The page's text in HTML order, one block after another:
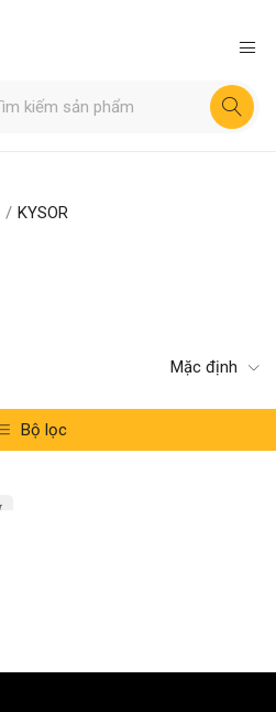
/ KYSOR
Mặc định
Bộ lọc